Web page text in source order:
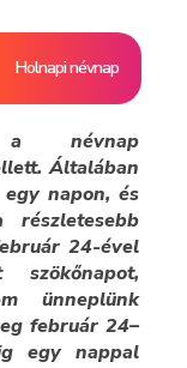
Holnapi névnap
a névnap
Általában
napon, és
24-ével
ünneplünk
február 24–
egy nappal